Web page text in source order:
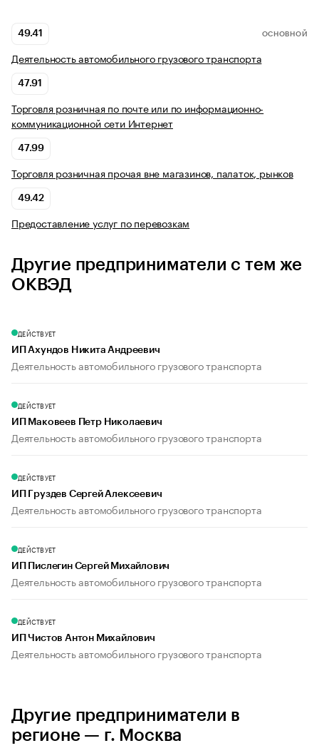
49.41 ОСНОВНОЙ
Деятельность автомобильного грузового транспорта
47.91
Торговля розничная по почте или по информационно-
коммуникационной сети Интернет
47.99
Торговля розничная прочая вне магазинов, палаток, рынков
49.42
Предоставление услуг по перевозкам
Другие предприниматели с тем же
ОКВЭД
ДЕЙСТВУЕТ
ИП Ахундов Никита Андреевич
Деятельность автомобильного грузового транспорта
ДЕЙСТВУЕТ
ИП Маковеев Петр Николаевич
Деятельность автомобильного грузового транспорта
ДЕЙСТВУЕТ
ИП Груздев Сергей Алексеевич
Деятельность автомобильного грузового транспорта
ДЕЙСТВУЕТ
ИП Пислегин Сергей Михайлович
Деятельность автомобильного грузового транспорта
ДЕЙСТВУЕТ
ИП Чистов Антон Михайлович
Деятельность автомобильного грузового транспорта
Другие предприниматели в
регионе — г. Москва